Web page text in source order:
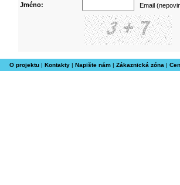
Jméno: Email
O projektu| Kontakty| Napište nám| Zákaznická zóna |